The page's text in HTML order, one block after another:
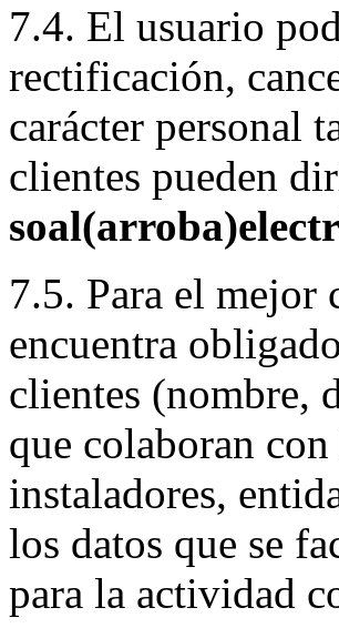
7.4. El usuario
rectificación,
carácter personal
clientes pueden
7.5. Para el mejor
encuentra
clientes (nombre,
que colaboran
instaladores,
los datos que se
para la actividad